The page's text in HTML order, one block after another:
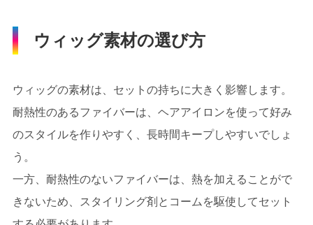
ウィッグ素材の選び方
ウィッグの素材は、セットの持ちに大きく影響します。
耐熱性のあるファイバーは、ヘアアイロンを使って好み
のスタイルを作りやすく、長時間キープしやすいでしょ
う。
一方、耐熱性のないファイバーは、熱を加えることがで
きないため、スタイリング剤とコームを駆使してセット